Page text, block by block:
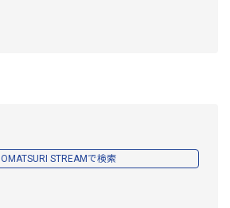
OMATSURI STREAMで検索